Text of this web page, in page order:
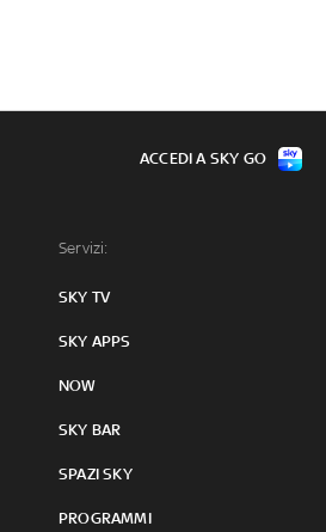
Servizi:
SKY TV
SKY APPS
NOW
SKY BAR
SPAZI SKY
PROGRAMMI
ACCEDI A SKY GO